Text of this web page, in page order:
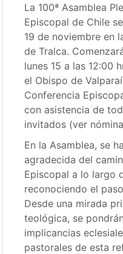
La 100ª Asamblea
Episcopal de Chile
19 de noviembre en
de Tralca.
lunes 15 a las 12:00
el Obispo de
Conferencia
con asistencia de
invitados (ver
En la Asamblea, se
agradecida del
Episcopal a lo largo
reconociendo el
Desde una mirada
teológica, se
implicancias
pastorales de esta